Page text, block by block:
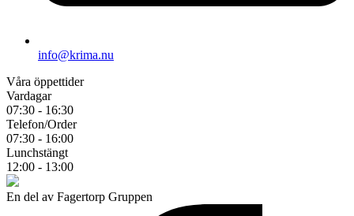
info@krima.nu
Våra öppettider
Vardagar
07:30 - 16:30
Telefon/Order
07:30 - 16:00
Lunchstängt
12:00 - 13:00
En del av Fagertorp Gruppen